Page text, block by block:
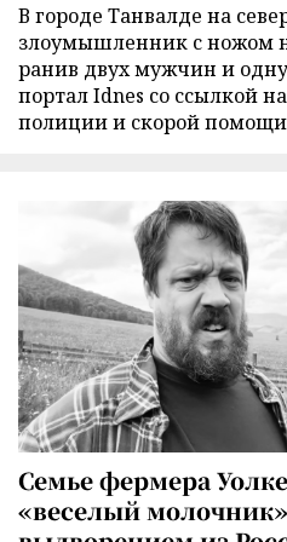
В городе Танвалде на
злоумышленник с ножом
ранив двух мужчин и
портал Idnes со ссылкой
полиции и скорой
Семье фермера
«веселый